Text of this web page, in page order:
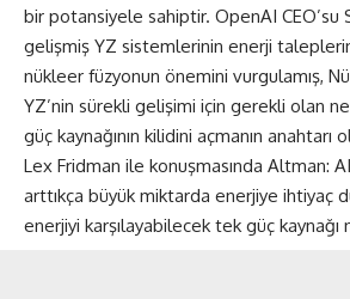
bir potansiyele sahiptir. OpenAI CEO’su
gelişmiş YZ sistemlerinin enerji
nükleer füzyonun önemini vurgulamış,
YZ’nin sürekli gelişimi için gerekli olan
güç kaynağının kilidini açmanın anahtarı
Lex Fridman ile konuşmasında Altman:
arttıkça büyük miktarda enerjiye ihtiyaç
enerjiyi karşılayabilecek tek güç kaynağı